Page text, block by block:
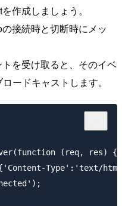
作成しましょう。
接続時と切断時にメッ
を受け取ると、そのイベ
ードキャストします。
(req, res) {
Type':'text/